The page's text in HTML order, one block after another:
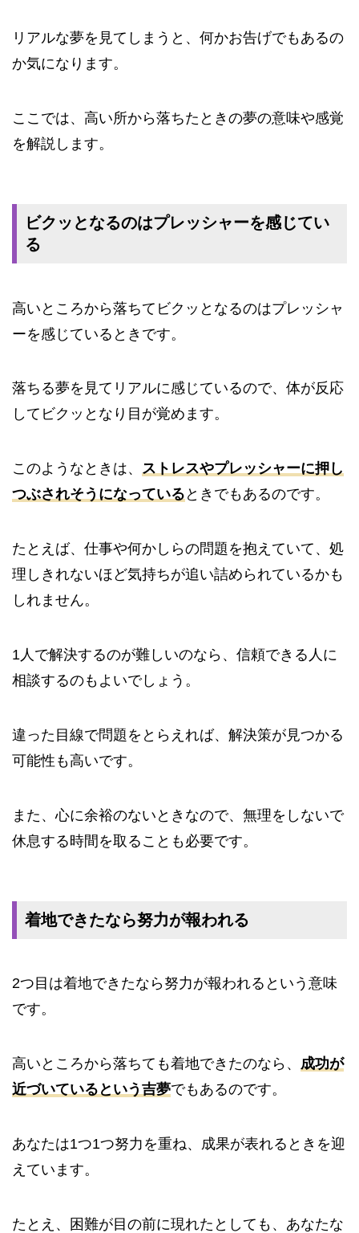
リアルな夢を見てしまうと、何かお告げでもあるの
か気になります。
ここでは、高い所から落ちたときの夢の意味や感覚
を解説します。
ビクッとなるのはプレッシャーを感じてい
る
高いところから落ちてビクッとなるのはプレッシャ
ーを感じているときです。
落ちる夢を見てリアルに感じているので、体が反応
してビクッとなり目が覚めます。
このようなときは、 ストレスやプレッシャーに押し
つぶされそうになっている ときでもあるのです。
たとえば、仕事や何かしらの問題を抱えていて、処
理しきれないほど気持ちが追い詰められているかも
しれません。
1人で解決するのが難しいのなら、信頼できる人に
相談するのもよいでしょう。
違った目線で問題をとらえれば、解決策が見つかる
可能性も高いです。
また、心に余裕のないときなので、無理をしないで
休息する時間を取ることも必要です。
着地できたなら努力が報われる
2つ目は着地できたなら努力が報われるという意味
です。
高いところから落ちても着地できたのなら、 成功が
近づいているという吉夢でもあるのです。
あなたは1つ1つ努力を重ね、成果が表れるときを迎
えています。
たとえ、困難が目の前に現れたとしても、あなたな